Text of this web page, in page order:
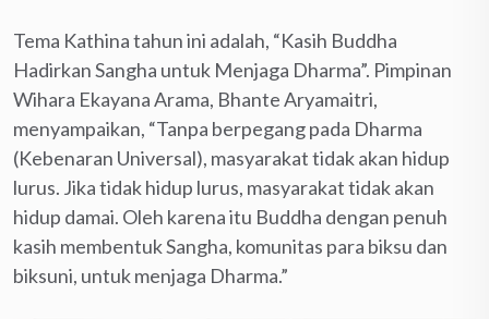
Tema Kathina tahun ini adalah, “Kasih Buddha
Hadirkan Sangha untuk Menjaga Dharma”. Pimpinan
Wihara Ekayana Arama, Bhante Aryamaitri,
menyampaikan, “Tanpa berpegang pada Dharma
(Kebenaran Universal), masyarakat tidak akan hidup
lurus. Jika tidak hidup lurus, masyarakat tidak akan
hidup damai. Oleh karena itu Buddha dengan penuh
kasih membentuk Sangha, komunitas para biksu dan
biksuni, untuk menjaga Dharma.”